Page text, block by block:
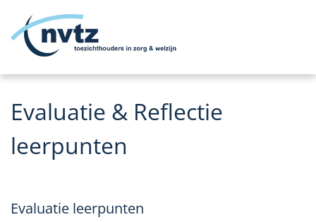
Evaluatie & Reflectie
leerpunten
Evaluatie leerpunten